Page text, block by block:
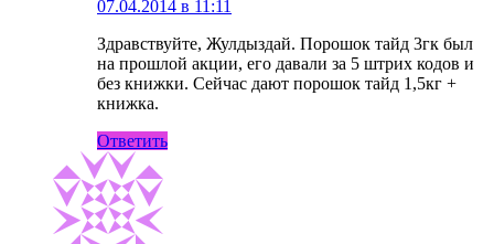
07.04.2014 в 11:11
Здравствуйте, Жулдыздай. Порошок тайд 3гк был
на прошлой акции, его давали за 5 штрих кодов и
без книжки. Сейчас дают порошок тайд 1,5кг +
книжка.
Ответить